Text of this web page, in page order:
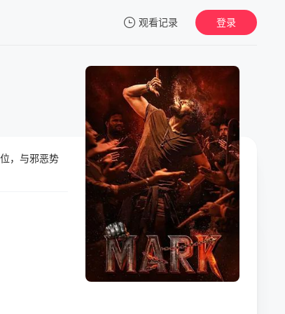
观看记录
暂无观看影片的记录
登录
，与邪恶势